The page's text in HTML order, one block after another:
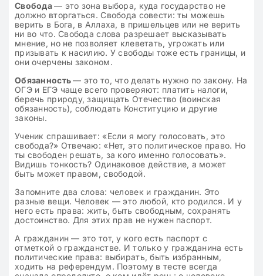
Свобода— это зона выбора, куда государство не
должно вторгаться. Свобода совести: ты можешь
верить в Бога, в Аллаха, в пришельцев или не верить
ни во что. Свобода слова разрешает высказывать
мнение, но не позволяет клеветать, угрожать или
призывать к насилию. У свободы тоже есть границы, и
они очерчены законом.
Обязанность— это то, что делать нужно по закону. На
ОГЭ и ЕГЭ чаще всего проверяют: платить налоги,
беречь природу, защищать Отечество (воинская
обязанность), соблюдать Конституцию и другие
законы.
Ученик спрашивает: «Если я могу голосовать, это
свобода?» Отвечаю: «Нет, это политическое право. Но
ты свободен решать, за кого именно голосовать».
Видишь тонкость? Одинаковое действие, а может
быть может правом, свободой.
Запомните два слова: человек и гражданин. Это
разные вещи. Человек — это любой, кто родился. И у
него есть права: жить, быть свободным, сохранять
достоинство. Для этих прав не нужен паспорт.
А гражданин — это тот, у кого есть паспорт с
отметкой о гражданстве. И только у гражданина есть
политические права: выбирать, быть избранным,
ходить на референдум. Поэтому в тесте всегда